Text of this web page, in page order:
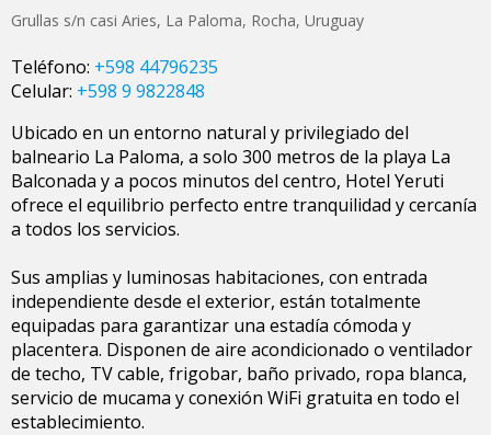
Grullas s/n casi Aries, La Paloma, Rocha, Uruguay
Teléfono: +598 44796235
Celular: +598 9 9822848
Ubicado en un entorno natural y privilegiado del
balneario La Paloma, a solo 300 metros de la playa La
Balconada y a pocos minutos del centro, Hotel Yeruti
ofrece el equilibrio perfecto entre tranquilidad y cercanía
a todos los servicios.
Sus amplias y luminosas habitaciones, con entrada
independiente desde el exterior, están totalmente
equipadas para garantizar una estadía cómoda y
placentera. Disponen de aire acondicionado o ventilador
de techo, TV cable, frigobar, baño privado, ropa blanca,
servicio de mucama y conexión WiFi gratuita en todo el
establecimiento.